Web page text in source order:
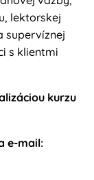
lektorskej
supervíznej
s klientmi
kurzu
e-mail: